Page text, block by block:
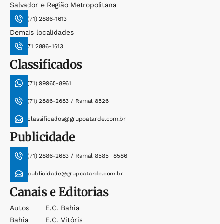
Salvador e Região Metropolitana
(71) 2886-1613
Demais localidades
71 2886-1613
Classificados
(71) 99965-8961
(71) 2886-2683 / Ramal 8526
classificados@grupoatarde.com.br
Publicidade
(71) 2886-2683 / Ramal 8585 | 8586
publicidade@grupoatarde.com.br
Canais e Editorias
Autos
Bahia
E.c. Bahia
E.c. Vitória